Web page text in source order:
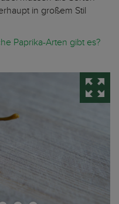
in großem Stil
Paprika-Arten gibt es?